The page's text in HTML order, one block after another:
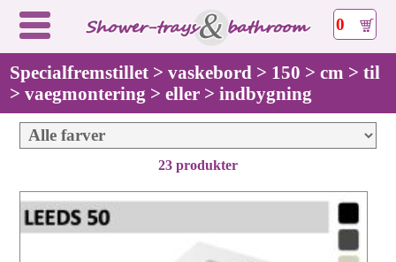
0
Specialfremstillet > vaskebord > 150 > cm > til
> vaegmontering > eller > indbygning
23 produkter